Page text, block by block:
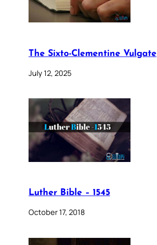
The Sixto-Clementine Vulgate
July 12, 2025
Luther Bible – 1545
October 17, 2018